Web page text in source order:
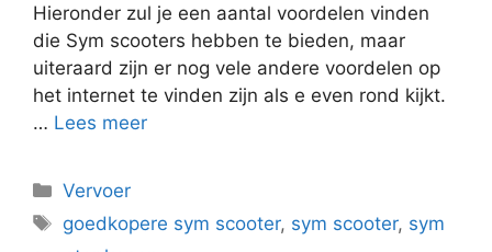
Hieronder zul je een aantal voordelen vinden
die Sym scooters hebben te bieden, maar
uiteraard zijn er nog vele andere voordelen op
het internet te vinden zijn als e even rond kijkt.
… Lees meer
Categorieën
Vervoer
Tags
goedkopere sym scooter, sym scooter, sym